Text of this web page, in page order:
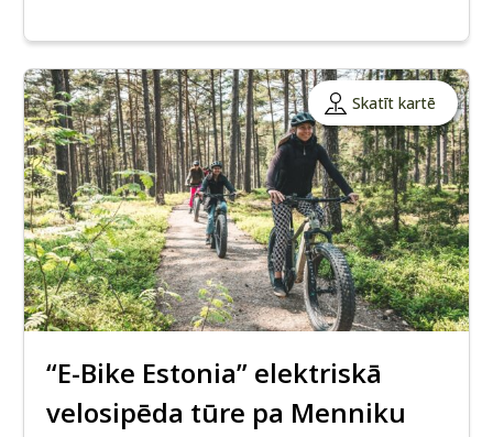
Skatīt kartē
“E-Bike Estonia” elektriskā
velosipēda tūre pa Menniku